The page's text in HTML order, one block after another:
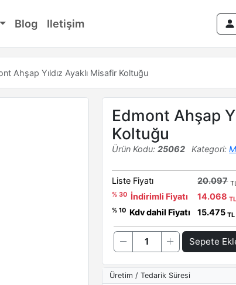
Blog Iletişim
Ahşap Yıldız Ayaklı Misafir Koltuğu
Edmont Ahşap
Koltuğu
Ürün Kodu: 25062 Kategori:
Liste Fiyatı 20.097
% 30 İndirimli Fiyatı 14.068
% 10 Kdv dahil Fiyatı 15.475TL
Sepete
Üretim / Tedarik Süresi